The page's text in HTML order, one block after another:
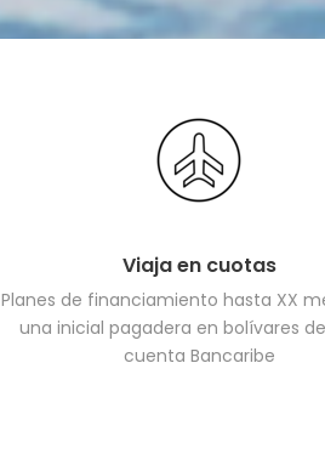
Viaja en cuotas
Planes de financiamiento hasta XX
una inicial pagadera en bolívares
cuenta Bancaribe